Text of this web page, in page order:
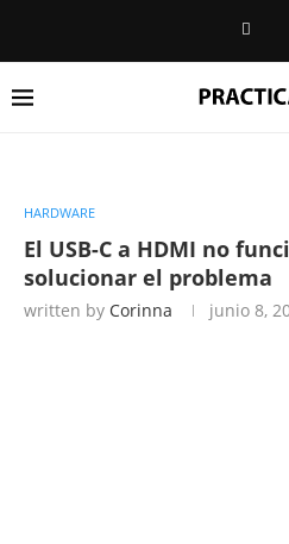
HARDWARE
El USB-C a HDMI no
solucionar el problema
written by Corinna junio 8,